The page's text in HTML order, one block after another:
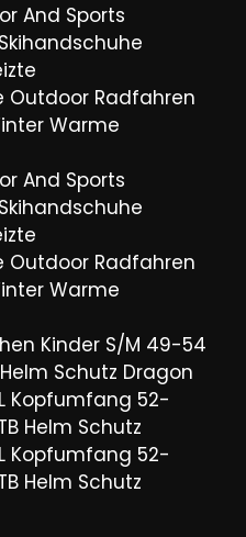
And Sports
Outdoor Radfahren
Warme
And Sports
Outdoor Radfahren
Warme
Kinder S/M 49-54
Schutz Dragon
Kopfumfang 52-
Helm Schutz
Kopfumfang 52-
Helm Schutz